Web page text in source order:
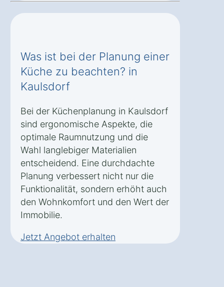
Was ist bei der Planung einer
Küche zu beachten? in
Kaulsdorf
Bei der Küchenplanung in Kaulsdorf
sind ergonomische Aspekte, die
optimale Raumnutzung und die
Wahl langlebiger Materialien
entscheidend. Eine durchdachte
Planung verbessert nicht nur die
Funktionalität, sondern erhöht auch
den Wohnkomfort und den Wert der
Immobilie.
Jetzt Angebot erhalten